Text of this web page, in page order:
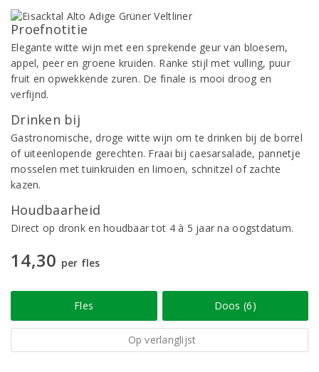
Proefnotitie
Elegante witte wijn met een sprekende geur van bloesem,
appel, peer en groene kruiden. Ranke stijl met vulling, puur
fruit en opwekkende zuren. De finale is mooi droog en
verfijnd.
Drinken bij
Gastronomische, droge witte wijn om te drinken bij de borrel
of uiteenlopende gerechten. Fraai bij caesarsalade, pannetje
mosselen met tuinkruiden en limoen, schnitzel of zachte
kazen.
Houdbaarheid
Direct op dronk en houdbaar tot 4 à 5 jaar na oogstdatum.
14,30 per fles
Fles Doos (6)
Op verlanglijst